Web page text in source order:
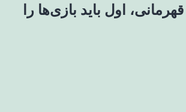
اول باید بازی‌ها را